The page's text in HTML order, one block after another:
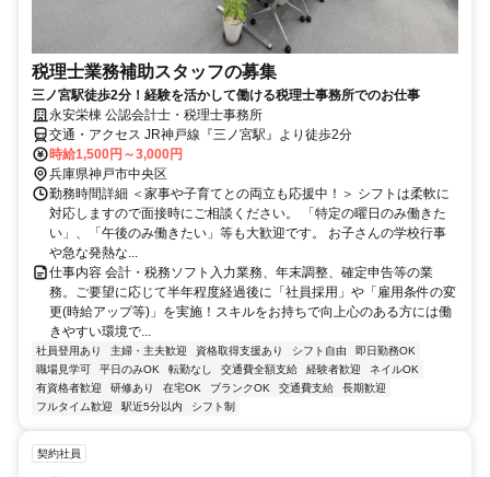
税理士業務補助スタッフの募集
三ノ宮駅徒歩2分！経験を活かして働ける税理士事務所でのお仕事
永安栄棟 公認会計士・税理士事務所
交通・アクセス JR神戸線『三ノ宮駅』より徒歩2分
時給1,500円～3,000円
兵庫県神戸市中央区
勤務時間詳細 ＜家事や子育てとの両立も応援中！＞ シフトは柔軟に
対応しますので面接時にご相談ください。 「特定の曜日のみ働きた
い」、「午後のみ働きたい」等も大歓迎です。 お子さんの学校行事
や急な発熱な...
仕事内容 会計・税務ソフト入力業務、年末調整、確定申告等の業
務。ご要望に応じて半年程度経過後に「社員採用」や「雇用条件の変
更(時給アップ等)」を実施！スキルをお持ちで向上心のある方には働
きやすい環境で...
社員登用あり 主婦・主夫歓迎 資格取得支援あり シフト自由
即日勤務OK
職場見学可
平日のみOK 転勤なし 交通費全額支給 経験者歓迎
ネイルOK
有資格者歓迎
研修あり 在宅OK ブランクOK 交通費支給
長期歓迎
フルタイム歓迎
駅近5分以内 シフト制
契約社員